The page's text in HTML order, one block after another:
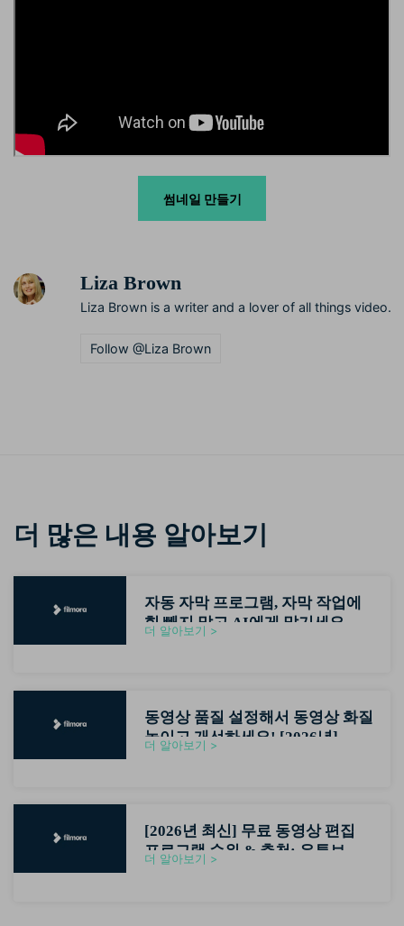
썸네일 만들기
Liza Brown
Liza Brown is a writer and a lover of all things video.
Follow @Liza Brown
더 많은 내용 알아보기
자동 자막 프로그램, 자막 작업에
힘 빼지 말고 AI에게 맡기세요
(2026최신)
더 알아보기 >
동영상 품질 설정해서 동영상 화질
높이고 개선하세요! [2026년]
더 알아보기 >
[2026년 최신] 무료 동영상 편집
프로그램 순위 & 추천: 유튜브 초
더 알아보기 >